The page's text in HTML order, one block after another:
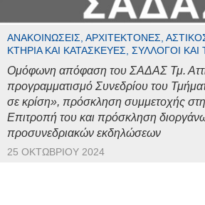
ΑΝΑΚΟΙΝΏΣΕΙΣ, ΑΡΧΙΤΈΚΤΟΝΕΣ,
ΚΤΉΡΙΑ ΚΑΙ ΚΑΤΑΣΚΕΥΈΣ, ΣΎΛΛΟΓΟΙ
Ομόφωνη απόφαση του ΣΑΔΑΣ Τμ.
προγραμματισμό Συνεδρίου του
σε κρίση», πρόσκληση συμμετοχής
Επιτροπή του και πρόσκληση
προσυνεδριακών εκδηλώσεων
25 ΟΚΤΩΒΡΊΟΥ 2024